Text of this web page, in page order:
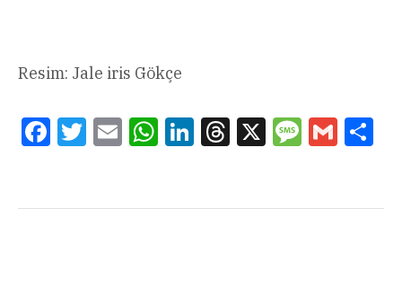
Resim: Jale iris Gökçe
FacebookTwitterEmail WhatsAppLinkedInThreads
X Message
Gmail